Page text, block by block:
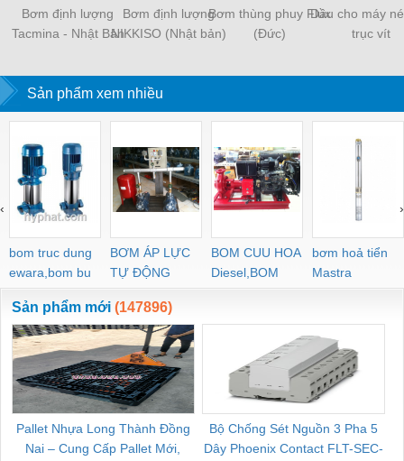
Bơm định lượng
Tacmina - Nhật Bản
Bơm định lượng
NIKKISO (Nhật bản)
phối chính thức
Bơm thùng phuy Flux
(Đức)
Dầu cho máy
trục vít
Sản phẩm xem nhiều
bom truc dung
ewara,bom bu
ewara
BƠM ÁP LỰC
TỰ ĐỘNG
BOM CUU HOA
Diesel,BOM
CHUA CHAY
bơm hoả tiển
Mastra
‹ ›
Sản phẩm mới (147896)
Pallet Nhựa Long Thành Đồng
Nai – Cung Cấp Pallet Mới,
Bộ Chống Sét Nguồn 3 Pha 5
Dây Phoenix Contact FLT-SEC-